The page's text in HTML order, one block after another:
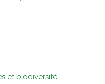
et biodiversité